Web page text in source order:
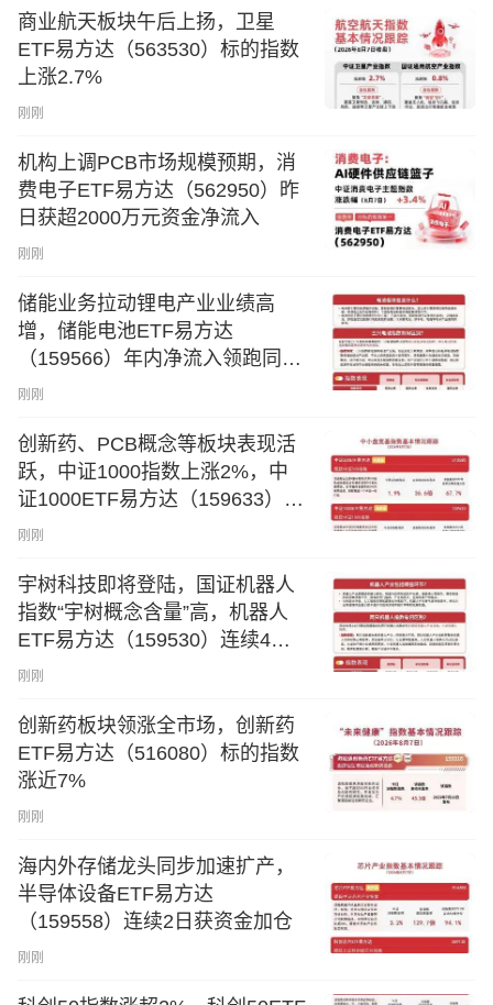
商业航天板块午后上扬，卫星
ETF易方达（563530）标的指数
上涨2.7%
刚刚
机构上调PCB市场规模预期，消
费电子ETF易方达（562950）昨
日获超2000万元资金净流入
刚刚
储能业务拉动锂电产业业绩高
增，储能电池ETF易方达
（159566）年内净流入领跑同标
的产品
刚刚
创新药、PCB概念等板块表现活
跃，中证1000指数上涨2%，中
证1000ETF易方达（159633）聚
焦专精特新企业
刚刚
宇树科技即将登陆，国证机器人
指数“宇树概念含量”高，机器人
ETF易方达（159530）连续4日
获资金加仓
刚刚
创新药板块领涨全市场，创新药
ETF易方达（516080）标的指数
涨近7%
刚刚
海内外存储龙头同步加速扩产，
半导体设备ETF易方达
（159558）连续2日获资金加仓
刚刚